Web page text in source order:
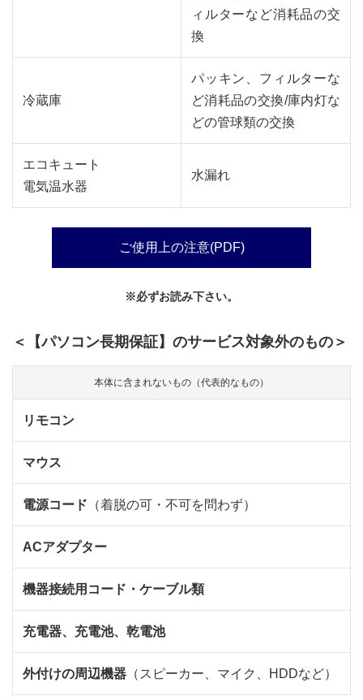
ィルターなど消耗品の交
換
冷蔵庫
パッキン、フィルターな
ど消耗品の交換/庫内灯な
どの管球類の交換
エコキュート
電気温水器
水漏れ
ご使用上の注意(PDF)
※必ずお読み下さい。
＜【パソコン長期保証】のサービス対象外のもの＞
本体に含まれないもの（代表的なもの）
リモコン
マウス
電源コード （着脱の可・不可を問わず）
ACアダプター
機器接続用コード・ケーブル類
充電器、充電池、乾電池
外付けの周辺機器 （スピーカー、マイク、HDDなど）